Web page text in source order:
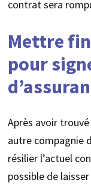
contrat sera
Mettre
pour
Après avoir
autre compagnie
résilier l’actuel
possible de